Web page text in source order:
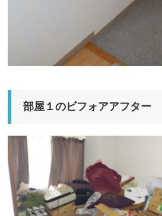
部屋１のビフォアアフター